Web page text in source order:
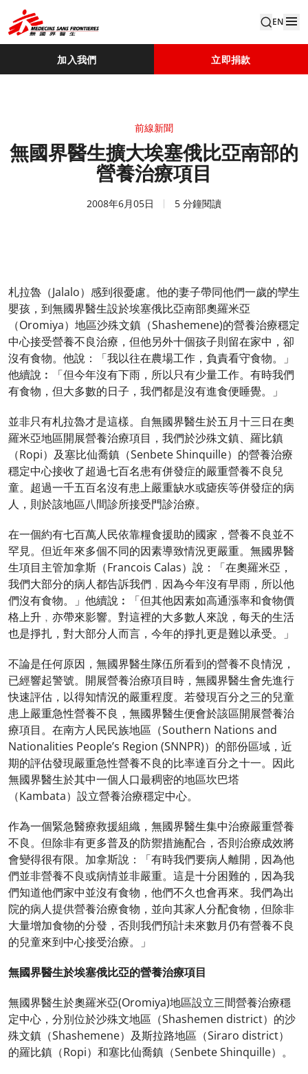
EN
加入我們 立即捐款
前線新聞
無國界醫生擴大埃塞俄比亞南部的
營養治療項目
2008年6月05日 5 分鐘閱讀
札拉魯（Jalalo）感到很憂慮。他的妻子帶同他們一歲的孿生
嬰孩，到無國界醫生設於埃塞俄比亞南部奧羅米亞
（Oromiya）地區沙殊文鎮（Shashemene)的營養治療穩定
中心接受營養不良治療，但他另外十個孩子則留在家中，卻
沒有食物。他說：「我以往在農場工作，負責看守食物。」
他續說︰「但今年沒有下雨，所以只有少量工作。有時我們
有食物，但大多數的日子，我們都是沒有進食便睡覺。」
並非只有札拉魯才是這樣。自無國界醫生於五月十三日在奧
羅米亞地區開展營養治療項目，我們於沙殊文鎮、羅比鎮
（Ropi）及塞比仙喬鎮（Senbete Shinquille）的營養治療
穩定中心接收了超過七百名患有併發症的嚴重營養不良兒
童。超過一千五百名沒有患上嚴重缺水或瘧疾等併發症的病
人，則於該地區八間診所接受門診治療。
在一個約有七百萬人民依靠糧食援助的國家，營養不良並不
罕見。但近年來多個不同的因素導致情況更嚴重。無國界醫
生項目主管加拿斯（Francois Calas）說：「在奧羅米亞，
我們大部分的病人都告訴我們﹐因為今年沒有早雨，所以他
們沒有食物。」他續說︰「但其他因素如高通漲率和食物價
格上升﹐亦帶來影響。對這裡的大多數人來說，每天的生活
也是掙扎，對大部分人而言，今年的掙扎更是難以承受。」
不論是任何原因，無國界醫生隊伍所看到的營養不良情況，
已經響起警號。開展營養治療項目時，無國界醫生會先進行
快速評估，以得知情況的嚴重程度。若發現百分之三的兒童
患上嚴重急性營養不良，無國界醫生便會於該區開展營養治
療項目。在南方人民民族地區（Southern Nations and
Nationalities People’s Region (SNNPR)）的部份區域，近
期的評估發現嚴重急性營養不良的比率達百分之十一。因此
無國界醫生於其中一個人口最稠密的地區坎巴塔
（Kambata）設立營養治療穩定中心。
作為一個緊急醫療救援組織，無國界醫生集中治療嚴重營養
不良。但除非有更多普及的防禦措施配合，否則治療成效將
會變得很有限。加拿斯說：「有時我們要病人離開，因為他
們並非營養不良或病情並非嚴重。這是十分困難的，因為我
們知道他們家中並沒有食物，他們不久也會再來。我們為出
院的病人提供營養治療食物，並向其家人分配食物，但除非
大量增加食物的分發，否則我們預計未來數月仍有營養不良
的兒童來到中心接受治療。」
無國界醫生於埃塞俄比亞的營養治療項目
無國界醫生於奧羅米亞(Oromiya)地區設立三間營養治療穩
定中心，分別位於沙殊文地區（Shashemen district）的沙
殊文鎮（Shashemene）及斯拉路地區（Siraro district）
的羅比鎮（Ropi）和塞比仙喬鎮（Senbete Shinquille）。